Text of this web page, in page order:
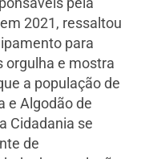
2021, ressaltou
para
orgulha e mostra
a população de
e Algodão de
Cidadania se
de